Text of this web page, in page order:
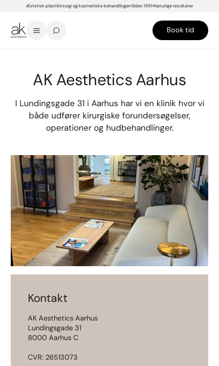
Æstetisk plastikkirurgi og kosmetiske behandlinger Siden 1991 Naturlige resultater
Book tid
AK Aesthetics Aarhus
I Lundingsgade 31 i Aarhus har vi en klinik hvor vi
både udfører kirurgiske forundersøgelser,
operationer og hudbehandlinger.
Kontakt
AK Aesthetics Aarhus
Lundingsgade 31
8000 Aarhus C
CVR: 26513073